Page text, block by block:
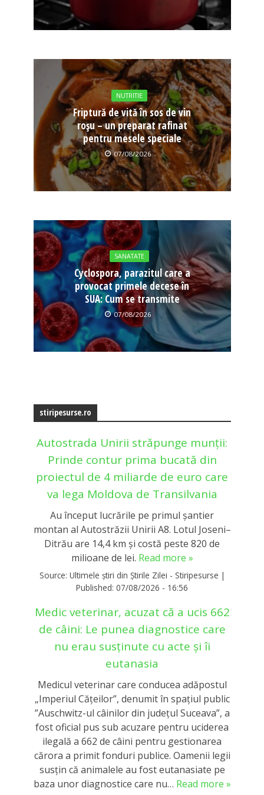
NUTRITIE
Friptură de vită în sos de vin
roșu – un preparat rafinat
pentru mesele speciale
07/08/2026
SANATATE
Cyclospora, parazitul care a
provocat primele decese în
SUA: Cum se transmite
07/08/2026
stiripesurse.ro
Autostrada Unirii străpunge munții:
Prinde contur prima bucată din
proiectul de 4 miliarde de euro care
va lega Moldova de Transilvania
Au început lucrările pe primul șantier
montan al Autostrăzii Unirii A8. Lotul Joseni–
Ditrău are 14,4 km și costă peste 820 de
milioane de lei. Read more »
Source: Ultimele știri din Știrile Zilei - Stiripesurse |
Published: 07/08/2026 - 16:56
Medic veterinar, acuzat că a ucis 662
de câini: Le punea diagnostice care
nu erau susținute cu acte și îi
eutanasia
Medicul veterinar care conducea adăpostul
„Imperiul Căţeilor”, denumit în spaţiul public
”Auschwitz-ul câinilor din judeţul Suceava”, a
fost oficial pus sub acuzare pentru uciderea
ilegală a 662 de câini pentru gestionarea
cărora a primit fonduri publice. Oamenii legii
susțin că animalele au fost eutanasiate pe
baza unor diagnostice care nu… Read more »